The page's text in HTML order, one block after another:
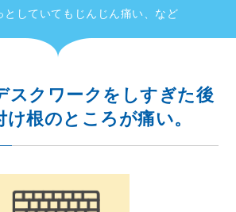
としていてもじんじん痛い、など
スクワークをしすぎた後
根のところが痛い。